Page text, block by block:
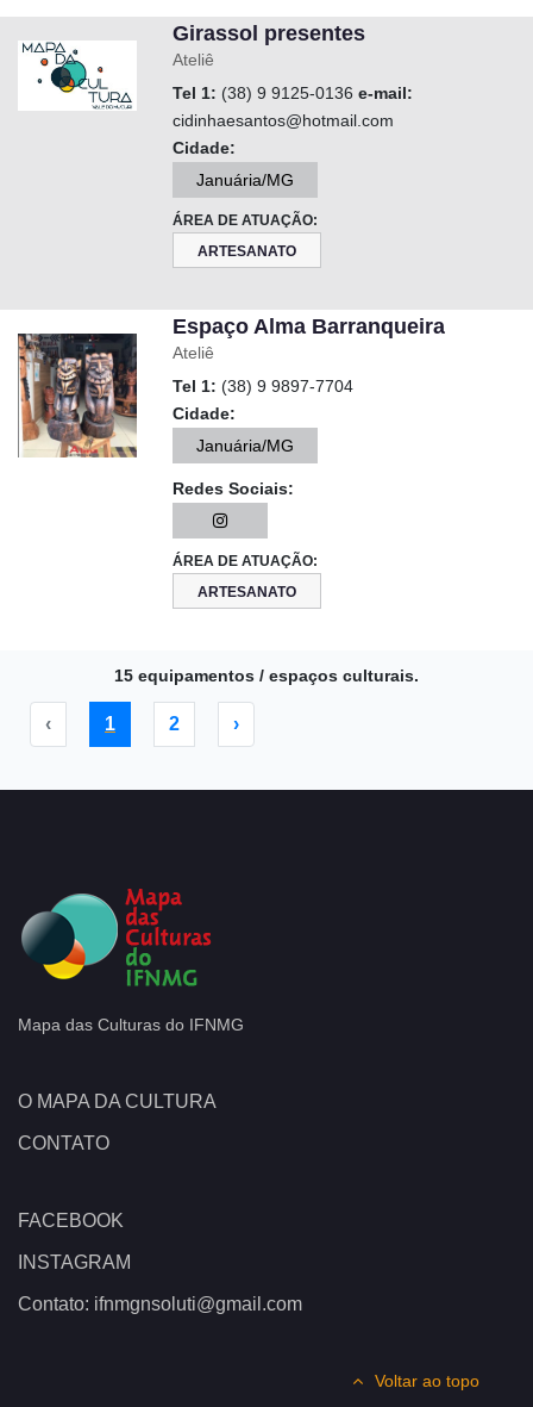
Girassol presentes
Ateliê
Tel 1: (38) 9 9125-0136 e-mail:
cidinhaesantos@hotmail.com
Cidade:
Januária/MG
ÁREA DE ATUAÇÃO:
ARTESANATO
Espaço Alma Barranqueira
Ateliê
Tel 1: (38) 9 9897-7704
Cidade:
Januária/MG
Redes Sociais:
ÁREA DE ATUAÇÃO:
ARTESANATO
15 equipamentos / espaços culturais.
‹ 1 2 ›
Mapa das Culturas do IFNMG
O MAPA DA CULTURA
CONTATO
FACEBOOK
INSTAGRAM
Contato: ifnmgnsoluti@gmail.com
Voltar ao topo